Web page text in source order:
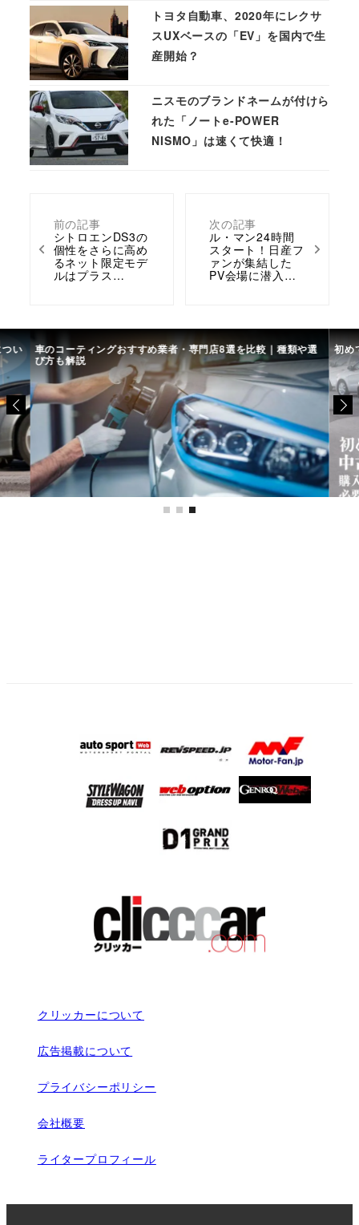
前の記事
シトロエンDS3の
個性をさらに高め
るネット限定モデ
ルはプラス…
次の記事
ル・マン24時間
スタート！日産フ
ァンが集結した
PV会場に潜入…
トヨタ自動車、2020年にレクサ
スUXベースの「EV」を国内で生
産開始？
ニスモのブランドネームが付けら
れた「ノートe-POWER
NISMO」は速くて快適！
い 車のコーティングおすすめ業者・専門店8選を比較｜種類や選
び方も解説
初め
クリッカーについて
広告掲載について
プライバシーポリシー
会社概要
ライタープロフィール